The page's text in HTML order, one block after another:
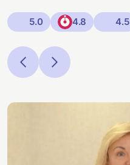
5.0 4.8 4.5